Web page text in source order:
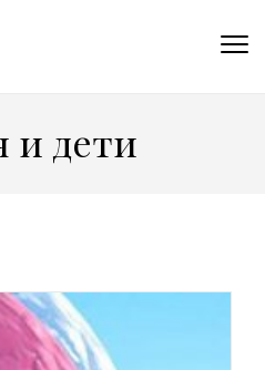
и дети